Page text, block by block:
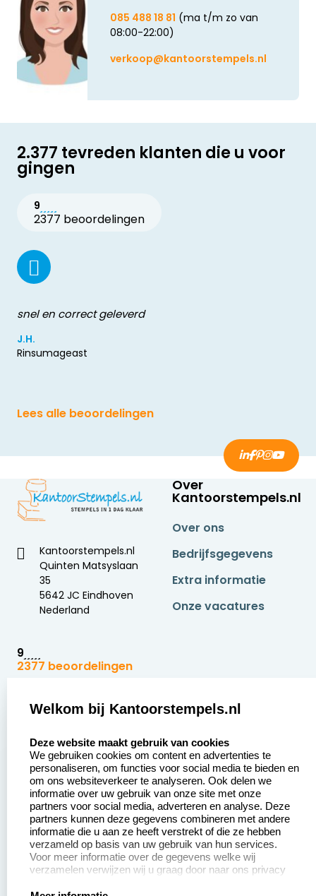
085 488 18 81 (ma t/m zo van
08:00-22:00)
verkoop@kantoorstempels.nl
2.377 tevreden klanten die u voor
gingen
9
2377 beoordelingen
snel en correct geleverd
J.H.
Rinsumageast
Lees alle beoordelingen
Kantoorstempels.nl
Quinten Matsyslaan
35
5642 JC Eindhoven
Nederland
9
2377 beoordelingen
Over
Kantoorstempels.nl
Over ons
Bedrijfsgegevens
Extra informatie
Onze vacatures
Zakelijk:
Aanvraag op maat
Betaling &
Verzending
Wederverkoper
worden
Sale
Klantenservice:
Contact opnemen
Veel gestelde vragen
Retourneren
Herroepingsrecht
Welkom bij Kantoorstempels.nl
Deze website maakt gebruik van cookies
We gebruiken cookies om content en advertenties te
personaliseren, om functies voor social media te bieden en
om ons websiteverkeer te analyseren. Ook delen we
informatie over uw gebruik van onze site met onze
partners voor social media, adverteren en analyse. Deze
partners kunnen deze gegevens combineren met andere
informatie die u aan ze heeft verstrekt of die ze hebben
verzameld op basis van uw gebruik van hun services.
Voor meer informatie over de gegevens welke wij
verzamelen verwijzen wij u graag door naar ons privacy